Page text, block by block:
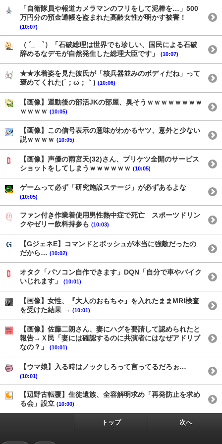
「自衛隊員や報道カメラマンのフリをして泥棒を…」500
万円分の預金通帳を盗まれた高齢女性が明かす被害！
(10:07)
（ ´_ゝ`）「石破総理は世界でも珍しい、国民による石破
辞めるなデモが自然発生した総理大臣です」
(10:07)
★★水着姿を見た彼氏が「核兵器並みのボディだね」って
褒めてくれた(´；ω；｀) (10:06)
【画像】運動後の部活JKの部屋、臭そうｗｗｗｗｗｗｗｗ
ｗｗｗｗ (10:05)
【画像】この信号表示の意味がわかるヤツ、意外と少ない
説ｗｗｗｗ (10:05)
【画像】声優の雨宮天(32)さん、プリケツ全開のサービス
ショットをしてしまうｗｗｗｗｗｗ (10:05)
ゲームって必ず「研究施設ステージ」が必ずあるよな
(10:05)
ファン付き作業着使用男性熱中症で死亡 スポーツドリン
クやゼリー飲料持参も (10:03)
【GジェネE】コマンドとボッシュが本当に強敵だったの
だから… (10:02)
オタク「パソコン自作できます」DQN「自分で車やバイク
いじれます」
(10:01)
【画像】女性、『大人のおもちゃ』を入れたままMRI検査
を受けた結果 → (10:01)
【画像】佐藤二朗さん、妻にハグを要請して認められたと
報告→Ｘ民「妻には確認するのに共演者にはなぜアドリブ
なの？」
(10:01)
【ウマ娘】入る時はノックしろって言ってるだろぉ…
(10:01)
【辺野古転覆】生徒遺族、全容解明求め「再発防止を求め
る会」設立 (10:00)
トップ 次へ